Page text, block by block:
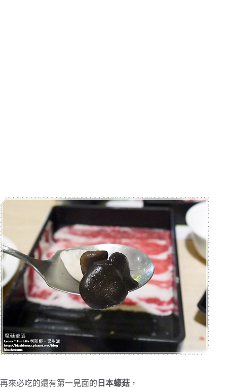
再來必吃的還有第一見面的 日本蠔菇 ，